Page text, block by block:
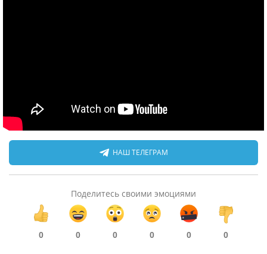
НАШ ТЕЛЕГРАМ
Поделитесь своими эмоциями
0 0 0 0 0 0